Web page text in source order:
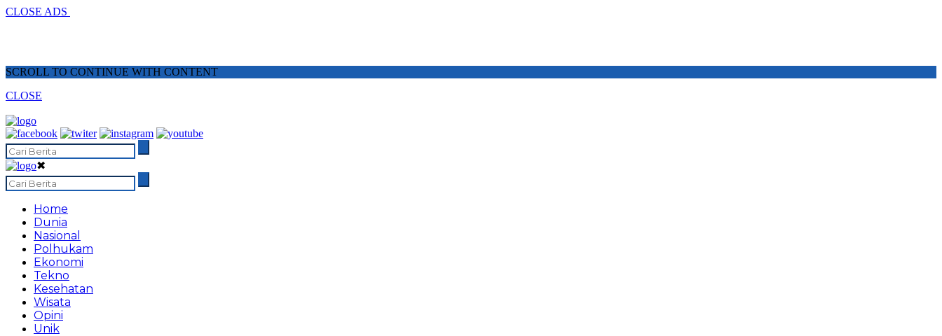
CLOSE ADS
SCROLL TO CONTINUE WITH CONTENT
CLOSE
✖
Home
Dunia
Nasional
Polhukam
Ekonomi
Tekno
Kesehatan
Wisata
Opini
Unik